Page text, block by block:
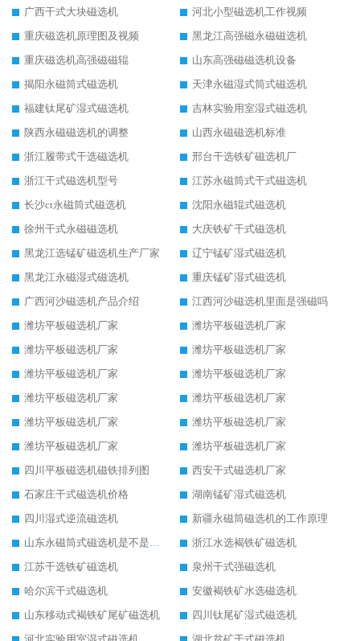
广西干式大块磁选机
河北小型磁选机工作视频
重庆磁选机原理图及视频
黑龙江高强磁永磁磁选机
重庆磁选机高强磁磁辊
山东高强磁磁选机设备
揭阳永磁筒式磁选机
天津永磁湿式筒式磁选机
福建钛尾矿湿式磁选机
吉林实验用室湿式磁选机
陕西永磁磁选机的调整
山西永磁磁选机标准
浙江履带式干选磁选机
邢台干选铁矿磁选机厂
浙江干式磁选机型号
江苏永磁筒式干式磁选机
长沙ct永磁筒式磁选机
沈阳永磁辊式磁选机
徐州干式永磁磁选机
大庆铁矿干式磁选机
黑龙江选锰矿磁选机生产厂家
辽宁锰矿湿式磁选机
黑龙江永磁湿式磁选机
重庆锰矿湿式磁选机
广西河沙磁选机产品介绍
江西河沙磁选机里面是强磁吗
潍坊平板磁选机厂家
潍坊平板磁选机厂家
潍坊平板磁选机厂家
潍坊平板磁选机厂家
潍坊平板磁选机厂家
潍坊平板磁选机厂家
潍坊平板磁选机厂家
潍坊平板磁选机厂家
潍坊平板磁选机厂家
潍坊平板磁选机厂家
潍坊平板磁选机厂家
潍坊平板磁选机厂家
四川平板磁选机磁铁排列图
西安干式磁选机厂家
石家庄干式磁选机价格
湖南锰矿湿式磁选机
四川湿式逆流磁选机
新疆永磁筒磁选机的工作原理
山东永磁筒式磁选机是不是强磁
浙江水选褐铁矿磁选机
江苏干选铁矿磁选机
泉州干式强磁选机
哈尔滨干式磁选机
安徽褐铁矿水选磁选机
山东移动式褐铁矿尾矿磁选机
四川钛尾矿湿式磁选机